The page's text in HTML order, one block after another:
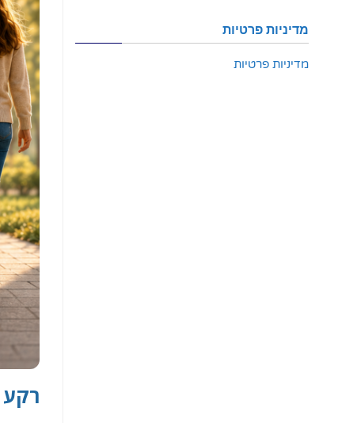
רקע
מדיניות פרטיות
מדיניות פרטיות